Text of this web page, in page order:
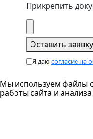
Прикрепить
Оставить заявку
Я даю согласие на
Мы используем файлы
работы сайта и